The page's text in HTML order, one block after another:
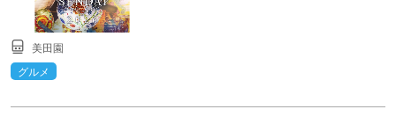
美田園
グルメ